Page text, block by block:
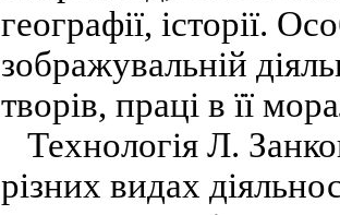
географії, історії.
зображувальній
творів, праці в її
Технологія Л.
різних видах